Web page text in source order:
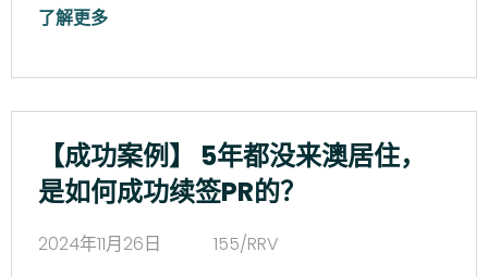
了解更多
【成功案例】 5年都没来澳居住，
是如何成功续签PR的？
2024年11月26日
155/RRV